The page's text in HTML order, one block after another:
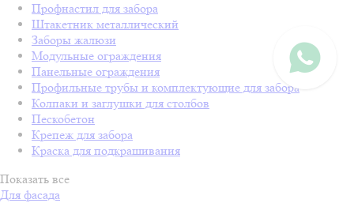
Профнастил для забора
Штакетник металлический
Заборы жалюзи
Модульные ограждения
Панельные ограждения
Профильные трубы и комплектующие для забора
Колпаки и заглушки для столбов
Пескобетон
Крепеж для забора
Краска для подкрашивания
Показать все
Для фасада